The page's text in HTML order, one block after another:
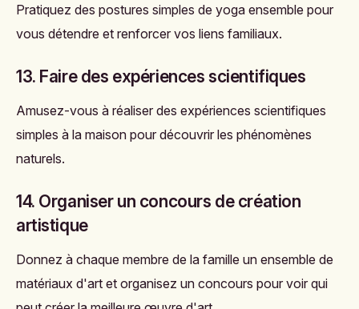
Pratiquez des postures simples de yoga ensemble pour
vous détendre et renforcer vos liens familiaux.
13. Faire des expériences scientifiques
Amusez-vous à réaliser des expériences scientifiques
simples à la maison pour découvrir les phénomènes
naturels.
14. Organiser un concours de création
artistique
Donnez à chaque membre de la famille un ensemble de
matériaux d'art et organisez un concours pour voir qui